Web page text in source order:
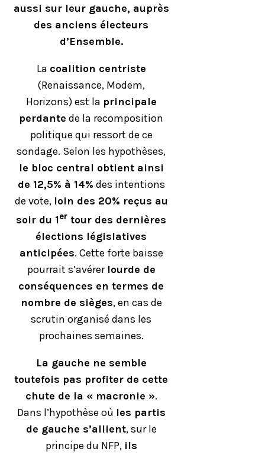
aussi sur leur gauche, auprès
des anciens électeurs
d’Ensemble.
La coalition centriste
(Renaissance, Modem,
Horizons) est la principale
perdante de la recomposition
politique qui ressort de ce
sondage. Selon les hypothèses,
le bloc central obtient ainsi
de 12,5% à 14% des intentions
de vote, loin des 20% reçus au
soir du 1er tour des dernières
élections législatives
anticipées. Cette forte baisse
pourrait s’avérer lourde de
conséquences en termes de
nombre de sièges, en cas de
scrutin organisé dans les
prochaines semaines.
La gauche ne semble
toutefois pas profiter de cette
chute de la « macronie ».
Dans l’hypothèse où les partis
de gauche s’allient, sur le
principe du NFP, ils